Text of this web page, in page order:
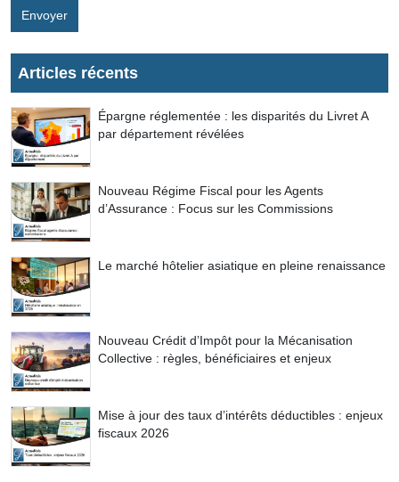
Envoyer
Articles récents
Épargne réglementée : les disparités du Livret A
par département révélées
Nouveau Régime Fiscal pour les Agents
d’Assurance : Focus sur les Commissions
Le marché hôtelier asiatique en pleine renaissance
Nouveau Crédit d’Impôt pour la Mécanisation
Collective : règles, bénéficiaires et enjeux
Mise à jour des taux d’intérêts déductibles : enjeux
fiscaux 2026